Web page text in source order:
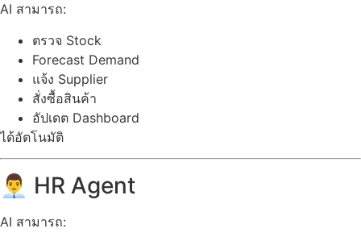
AI สามารถ:
ตรวจ Stock
Forecast Demand
แจ้ง Supplier
สั่งซื้อสินค้า
อัปเดต Dashboard
ได้อัตโนมัติ
👨‍💼 HR Agent
AI สามารถ: